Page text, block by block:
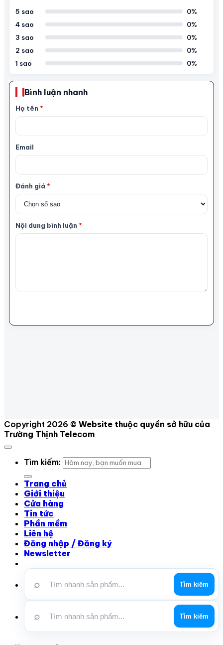
5 sao
0%
4 sao
0%
3 sao
0%
2 sao
0%
1 sao
0%
Bình luận nhanh
Họ tên *
Email
Đánh giá *
Nội dung bình luận *
Copyright 2026 © Website thuộc quyền sở hữu của
Trường Thịnh Telecom
Tìm kiếm:
Trang chủ
Giới thiệu
Cửa hàng
Tin tức
Phần mềm
Liên hệ
Đăng nhập / Đăng ký
Newsletter
⌕ Tìm kiếm
⌕ Tìm kiếm